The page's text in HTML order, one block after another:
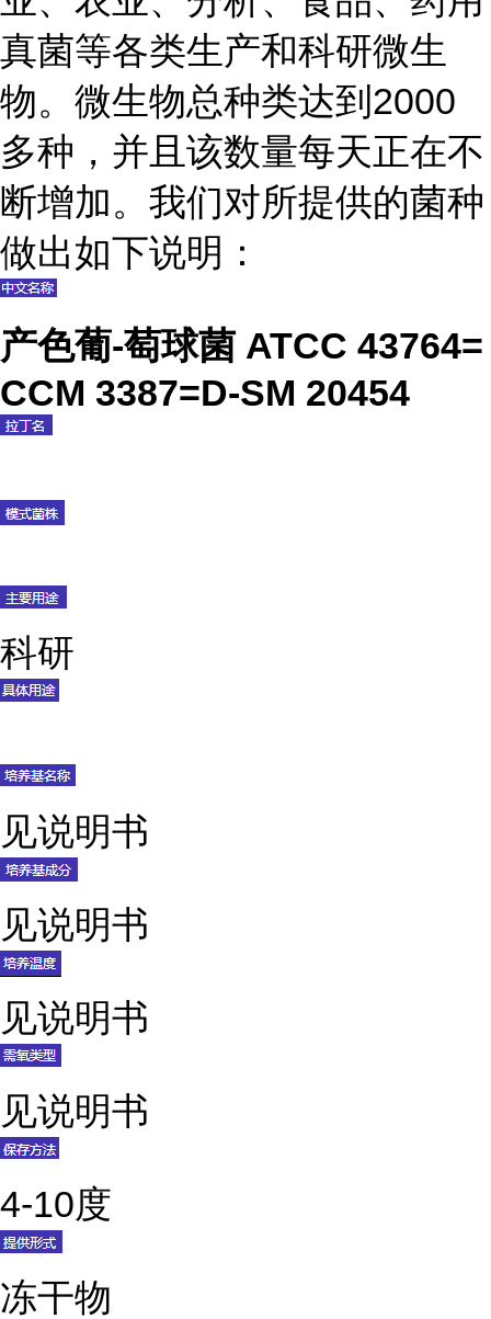
真菌等各类生产和科研微生
物。微生物总种类达到2000
多种，并且该数量每天正在不
断增加。我们对所提供的菌种
做出如下说明：
产色葡-萄球菌 ATCC 43764=
CCM 3387=D-SM 20454
科研
见说明书
见说明书
见说明书
见说明书
4-10度
冻干物